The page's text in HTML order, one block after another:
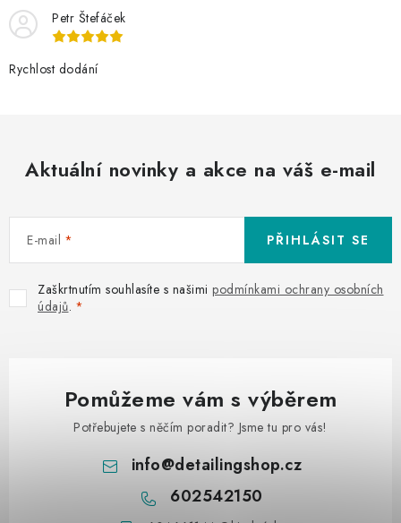
Petr Štefáček
Rychlost dodání
Aktuální novinky a akce na váš e-mail
E-mail
Zaškrtnutím souhlasíte s našimi podmínkami ochrany osobních
údajů.
PŘIHLÁSIT SE
Pomůžeme vám s výběrem
Potřebujete s něčím poradit? Jsme tu pro vás!
info@detailingshop.cz
602542150